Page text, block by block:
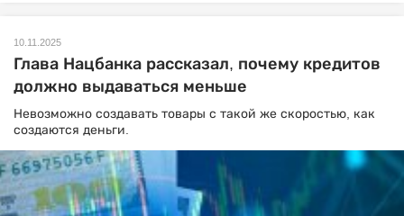
10.11.2025
Глава Нацбанка рассказал, почему кредитов
должно выдаваться меньше
Невозможно создавать товары с такой же скоростью, как
создаются деньги.